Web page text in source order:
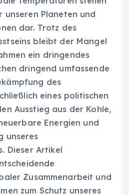
unseren Planeten und
dar. Trotz des
bleibt der Mangel
ein dringendes
dringend umfassende
des
eines politischen
Ausstieg aus der Kohle,
Energien und
unseres
Dieser Artikel
Zusammenarbeit und
zum Schutz unseres